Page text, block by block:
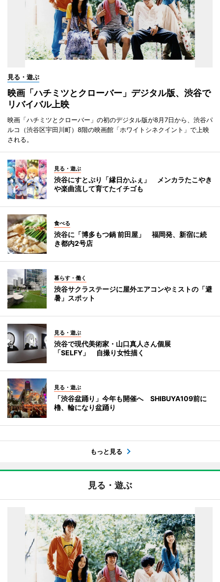
見る・遊ぶ
映画「ハチミツとクローバー」デジタル版、渋谷で
リバイバル上映
映画「ハチミツとクローバー」の初のデジタル版が8月7日から、渋谷パ
ルコ（渋谷区宇田川町）8階の映画館「ホワイトシネクイント」で上映
される。
見る・遊ぶ
渋谷にすとぷり「縁日かふぇ」 メンカラたこやき
や楽曲流して育てたイチゴも
食べる
渋谷に「博多もつ鍋 前田屋」 福岡発、新宿に続
き都内2号店
暮らす・働く
渋谷サクラステージに屋外エアコンやミストの「避
暑」スポット
見る・遊ぶ
渋谷で現代美術家・山口真人さん個展
「SELFY」 自撮り女性描く
見る・遊ぶ
「渋谷盆踊り」今年も開催へ SHIBUYA109前に
櫓、輪になり盆踊り
もっと見る
見る・遊ぶ